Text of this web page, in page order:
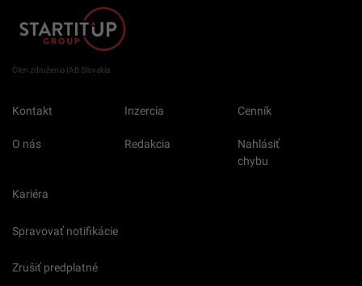
Člen združenia IAB Slovakia
Kontakt Inzercia Cenník
O nás Redakcia
Nahlásiť
chybu
Kariéra
Spravovať notifikácie
Zrušiť predplatné